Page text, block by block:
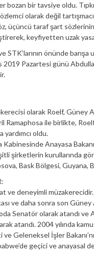
bozan bir tavsiye oldu.
olarak değil
üçüncü taraf şart
keyfiyetten uzak
STK’larının önünde
2019 Pazartesi günü
olarak Roelf, Güney
Ramaphosa ile birlikte,
oldu.
Kabinesinde Anayasa
şirketlerin kurullarında
Bask Bölgesi, Guyana,
ve deneyimli
ve daha sonra son Güney
Senatör olarak atandı ve
atandı. 2004 yılında
Geleneksel İşler
geçici ve anayasal